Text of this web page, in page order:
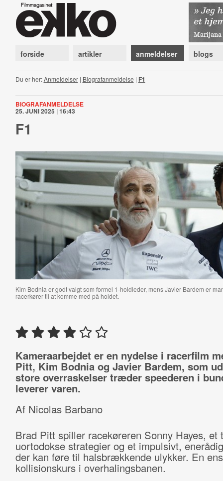
forside artikler anmeldelser blogs
Du er her:Anmeldelser| Biografanmeldelse | F1
BIOGRAFANMELDELSE
25. JUNI 2025 | 16:43
F1
Kim Bodnia er godt valgt som formel 1-holdleder, mens Javier Bardem er
racerkører til at komme med på holdet.
Kameraarbejdet er en nydelse i racerfilm
Pitt, Kim Bodnia og Javier Bardem, som
store overraskelser træder speederen i
leverer varen.
Af Nicolas Barbano
Brad Pitt spiller racekøreren Sonny Hayes, et
uortodokse strategier og et impulsivt,
der kan føre til halsbrækkende ulykker. En
kollisionskurs i overhalingsbanen.